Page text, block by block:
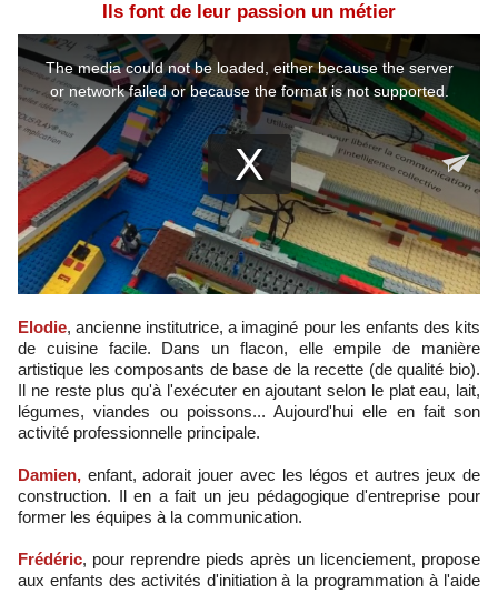
Ils font de leur passion un métier
Elodie, ancienne institutrice, a imaginé pour les enfants des kits
de cuisine facile. Dans un flacon, elle empile de manière
artistique les composants de base de la recette (de qualité bio).
Il ne reste plus qu'à l'exécuter en ajoutant selon le plat eau, lait,
légumes, viandes ou poissons... Aujourd'hui elle en fait son
activité professionnelle principale.
Damien, enfant, adorait jouer avec les légos et autres jeux de
construction. Il en a fait un jeu pédagogique d'entreprise pour
former les équipes à la communication.
Frédéric, pour reprendre pieds après un licenciement, propose
aux enfants des activités d'initiation à la programmation à l'aide